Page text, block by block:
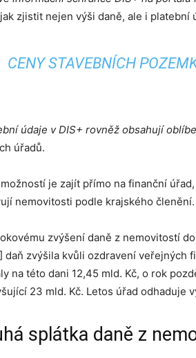
zjistit nejen výši daně, ale i platební
CENY STAVEBNÍCH
údaje v DIS+ rovněž obsahují
úřadů.
je zajít přímo na finanční
nemovitosti podle krajského členění.
zvýšení daně z nemovitostí
daň zvýšila kvůli ozdravení veřejných
na této dani 12,45 mld. Kč, o rok
23 mld. Kč. Letos úřad odhaduje
splátka daně z